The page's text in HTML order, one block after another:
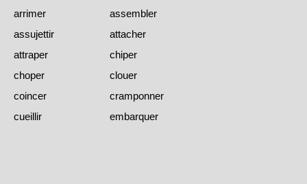
arrimer
assembler
assujettir
attacher
attraper
chiper
choper
clouer
coincer
cramponner
cueillir
embarquer